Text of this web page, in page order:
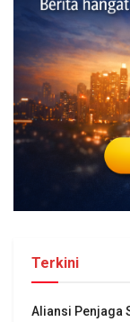
Terkini
Aliansi Penjaga